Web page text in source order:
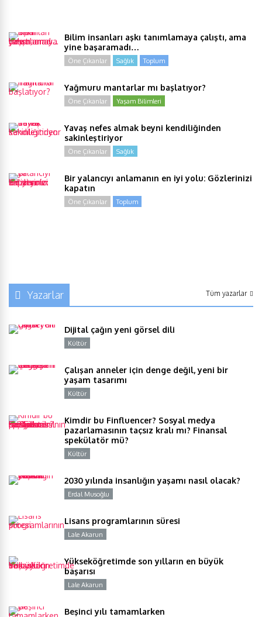
Bilim insanları aşkı tanımlamaya çalıştı, ama
yine başaramadı…
Öne Çıkanlar Sağlık Toplum
Yağmuru mantarlar mı başlatıyor?
Öne Çıkanlar Yaşam Bilimleri
Yavaş nefes almak beyni kendiliğinden
sakinleştiriyor
Öne Çıkanlar Sağlık
Bir yalancıyı anlamanın en iyi yolu: Gözlerinizi
kapatın
Öne Çıkanlar Toplum
Yazarlar Tüm yazarlar
Dijital çağın yeni görsel dili
Kültür
Çalışan anneler için denge değil, yeni bir
yaşam tasarımı
Kültür
Kimdir bu Finfluencer? Sosyal medya
pazarlamasının taçsız kralı mı? Finansal
spekülatör mü?
Kültür
2030 yılında insanlığın yaşamı nasıl olacak?
Erdal Musoğlu
Lisans programlarının süresi
Lale Akarun
Yükseköğretimde son yılların en büyük
başarısı
Lale Akarun
Beşinci yılı tamamlarken